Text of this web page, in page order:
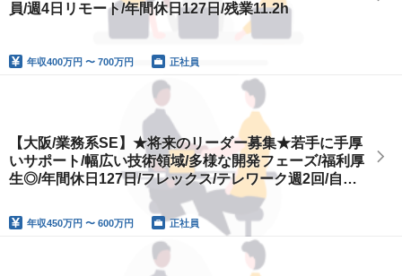
員/週4日リモート/年間休日127日/残業11.2h
年収400万円 〜 700万円 正社員
【大阪/業務系SE】★将来のリーダー募集★若手に手厚
いサポート/幅広い技術領域/多様な開発フェーズ/福利厚
生◎/年間休日127日/フレックス/テレワーク週2回/自身
の裁量で仕事ができる環境
年収450万円 〜 600万円 正社員